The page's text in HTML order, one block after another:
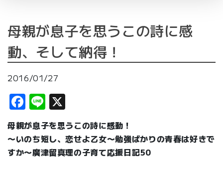
母親が息子を思うこの詩に感
動、そして納得！
2016/01/27
Facebook
Line
母親が息子を思うこの詩に感動！
〜いのち短し、恋せよ乙女〜勉強ばかりの青春は好きで
すか〜廣津留真理の子育て応援日記50